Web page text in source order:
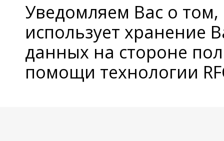
Уведомляем Вас о
использует хранение
данных на стороне
помощи технологии